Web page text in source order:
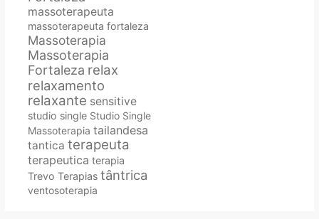
massoterapeuta
massoterapeuta fortaleza
Massoterapia
Massoterapia
Fortaleza relax
relaxamento
relaxante sensitive
studio single Studio Single
Massoterapia tailandesa
tantica terapeuta
terapeutica terapia
Trevo Terapias tântrica
ventosoterapia